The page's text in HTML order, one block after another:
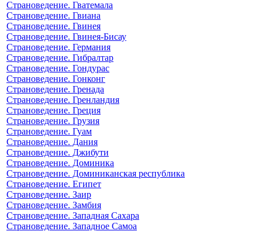
Страноведение. Гватемала
Страноведение. Гвиана
Страноведение. Гвинея
Страноведение. Гвинея-Бисау
Страноведение. Германия
Страноведение. Гибралтар
Страноведение. Гондурас
Страноведение. Гонконг
Страноведение. Гренада
Страноведение. Гренландия
Страноведение. Греция
Страноведение. Грузия
Страноведение. Гуам
Страноведение. Дания
Страноведение. Джибути
Страноведение. Доминика
Страноведение. Доминиканская республика
Страноведение. Египет
Страноведение. Заир
Страноведение. Замбия
Страноведение. Западная Сахара
Страноведение. Западное Самоа